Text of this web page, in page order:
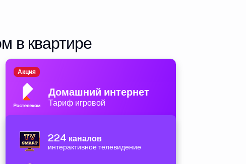
в квартире
Домашний интернет
Тариф игровой
Акция
224 каналов
интерактивное телевидение